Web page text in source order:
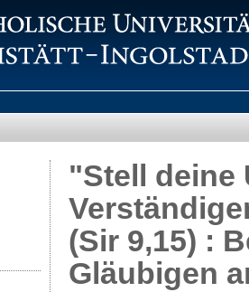
"Stell deine
(Sir 9,15) :
Gläubigen